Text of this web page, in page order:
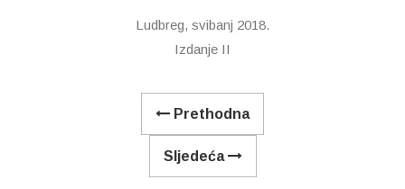
Ludbreg, svibanj 2018.
Izdanje II
Prethodna
Sljedeća